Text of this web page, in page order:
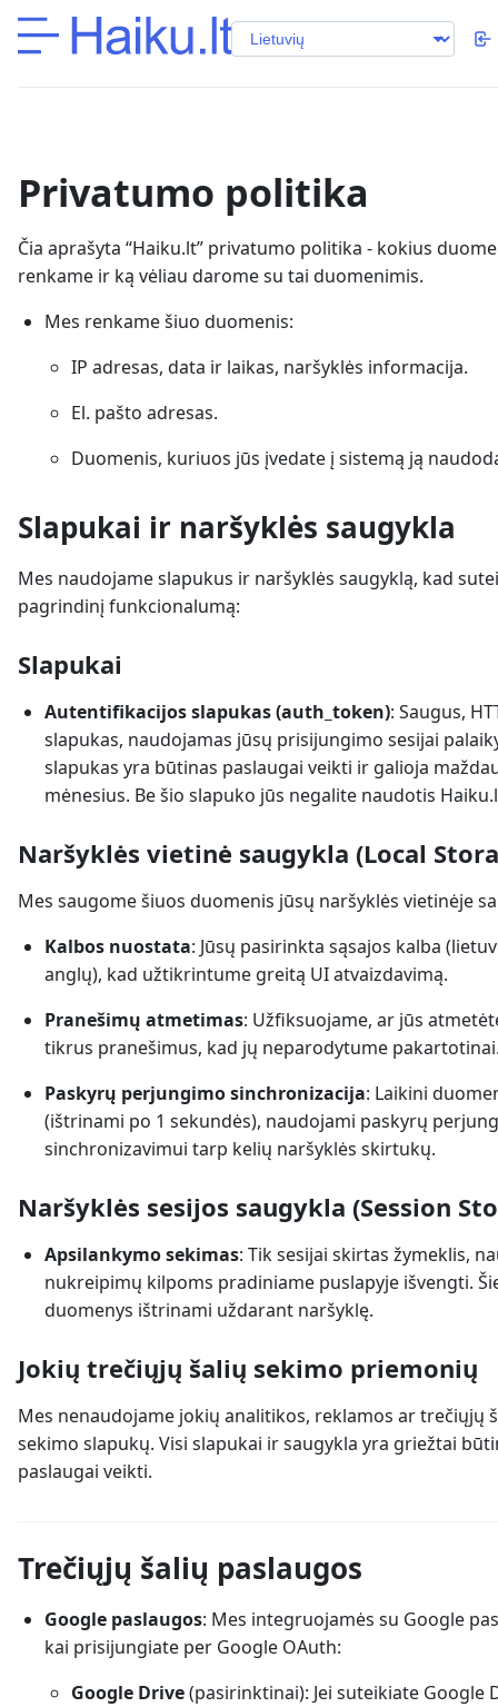
Privatumo politika
Čia aprašyta “Haiku.lt” privatumo politika - kokius
renkame ir ką vėliau darome su tai duomenimis.
Mes renkame šiuo duomenis:
IP adresas, data ir laikas, naršyklės informacija.
El. pašto adresas.
Duomenis, kuriuos jūs įvedate į sistemą ją
Slapukai ir naršyklės saugykla
Mes naudojame slapukus ir naršyklės saugyklą, kad
pagrindinį funkcionalumą:
Slapukai
Autentifikacijos slapukas (auth_token): Saugus,
slapukas, naudojamas jūsų prisijungimo sesijai
slapukas yra būtinas paslaugai veikti ir galioja
mėnesius. Be šio slapuko jūs negalite naudotis
Naršyklės vietinė saugykla (Local
Mes saugome šiuos duomenis jūsų naršyklės vietinėje
Kalbos nuostata: Jūsų pasirinkta sąsajos kalba
anglų), kad užtikrintume greitą UI atvaizdavimą.
Pranešimų atmetimas: Užfiksuojame, ar jūs
tikrus pranešimus, kad jų neparodytume
Paskyrų perjungimo sinchronizacija: Laikini
(ištrinami po 1 sekundės), naudojami paskyrų
sinchronizavimui tarp kelių naršyklės skirtukų.
Naršyklės sesijos saugykla (Session
Apsilankymo sekimas: Tik sesijai skirtas žymeklis,
nukreipimų kilpoms pradiniame puslapyje išvengti.
duomenys ištrinami uždarant naršyklę.
Jokių trečiųjų šalių sekimo priemonių
Mes nenaudojame jokių analitikos, reklamos ar trečiųjų
sekimo slapukų. Visi slapukai ir saugykla yra griežtai
paslaugai veikti.
Trečiųjų šalių paslaugos
Google paslaugos: Mes integruojamės su Google
kai prisijungiate per Google OAuth:
Google Drive(pasirinktinai): Jei suteikiate Google